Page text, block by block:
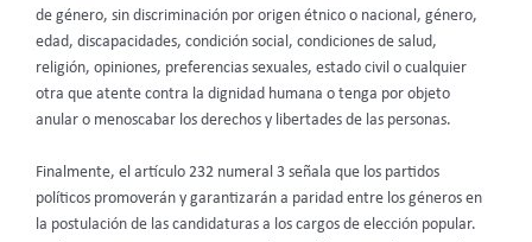
de género, sin discriminación por origen étnico o nacional, género,
edad, discapacidades, condición social, condiciones de salud,
religión, opiniones, preferencias sexuales, estado civil o cualquier
otra que atente contra la dignidad humana o tenga por objeto
anular o menoscabar los derechos y libertades de las personas.
Finalmente, el artículo 232 numeral 3 señala que los partidos
políticos promoverán y garantizarán a paridad entre los géneros en
la postulación de las candidaturas a los cargos de elección popular.